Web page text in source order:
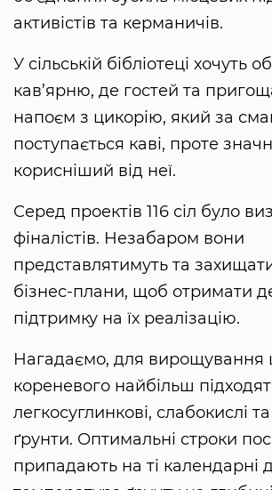
активістів та керманичів.
У сільській бібліотеці хочуть
кав’ярню, де гостей та
напоєм з цикорію, який за
поступається каві, проте
корисніший від неї.
Серед проектів 116 сіл було
фіналістів. Незабаром вони
представлятимуть та
бізнес-плани, щоб отримати
підтримку на їх реалізацію.
Нагадаємо, для вирощування
кореневого найбільш
легкосуглинкові, слабокислі
ґрунти. Оптимальні строки
припадають на ті календарні